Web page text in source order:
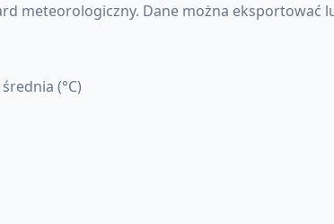
meteorologiczny. Dane można eksportować
(°C)